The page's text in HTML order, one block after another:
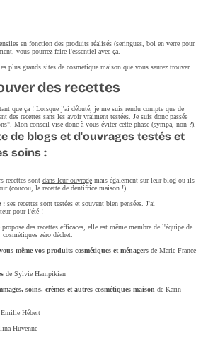
en fonction des produits réalisés (seringues, bol en verre pour
vous pourrez faire l'essentiel avec ça.
plus grands sites de cosmétique maison que vous saurez trouver
des recettes
que ça ! Lorsque j'ai débuté, je me suis rendu compte que de
des recettes sans les avoir vraiment testées. Je suis donc passée
Mon conseil vise donc à vous éviter cette phase (sympa, non ?).
de blogs et d'ouvrages testés et
soins :
recettes sont dans leur ouvrage mais également sur leur blog ou ils
(coucou, la recette de dentifrice maison !).
: ses recettes sont testées et souvent bien pensées. J'ai
pour l'été !
des recettes efficaces, elle est même membre de l'équipe de
zéro déchet.
même vos produits cosmétiques et ménagers de Marie-France
de Sylvie Hampikian
soins, crèmes et autres cosmétiques maison de Karin
Emilie Hébert
Huvenne